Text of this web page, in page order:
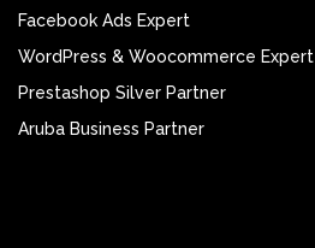
Facebook Ads Expert
WordPress & Woocommerce Expert
Prestashop Silver Partner
Aruba Business Partner